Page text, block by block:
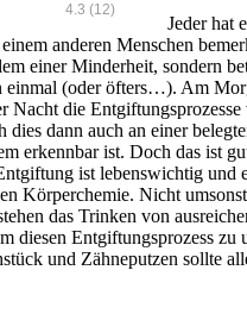
4.3 (12)
Jeder hat
anderen Menschen
einer Minderheit, sondern
einmal (oder öfters…). Am
Nacht die
dies dann auch an einer
erkennbar ist. Doch das ist
ist lebenswichtig und
Körperchemie. Nicht
das Trinken von
diesen Entgiftungsprozess zu
und Zähneputzen sollte